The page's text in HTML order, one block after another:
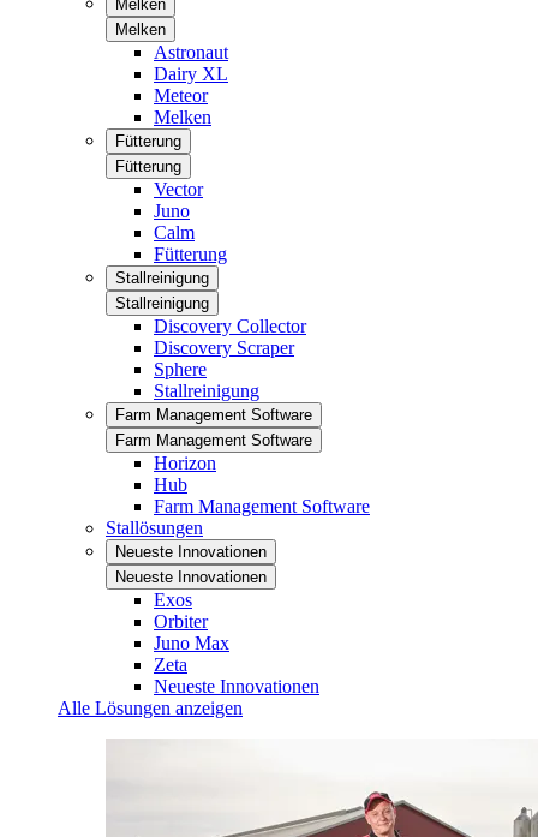
Melken
Melken
Astronaut
Dairy XL
Meteor
Melken
Fütterung
Fütterung
Vector
Juno
Calm
Fütterung
Stallreinigung
Stallreinigung
Discovery Collector
Discovery Scraper
Sphere
Stallreinigung
Farm Management Software
Farm Management Software
Horizon
Hub
Farm Management Software
Stallösungen
Neueste Innovationen
Neueste Innovationen
Exos
Orbiter
Juno Max
Zeta
Neueste Innovationen
Alle Lösungen anzeigen